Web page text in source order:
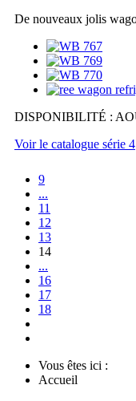
De nouveaux jolis
DISPONIBILITÉ :
Voir le catalogue série 4
9
...
11
12
13
14
...
16
17
18
Vous êtes ici :
Accueil